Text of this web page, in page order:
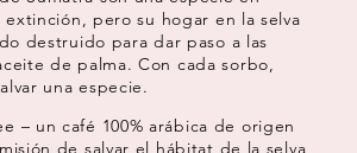
pero su hogar en la selva
destruido para dar paso a las
de palma. Con cada sorbo,
una especie.
– un café 100% arábica de origen
de salvar el hábitat de la selva